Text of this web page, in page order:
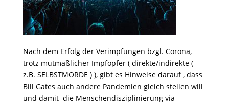
Nach dem Erfolg der Verimpfungen bzgl. Corona,
trotz mutmaßlicher Impfopfer ( direkte/indirekte (
z.B. SELBSTMORDE ) ), gibt es Hinweise darauf , dass
Bill Gates auch andere Pandemien gleich stellen will
und damit die Menschendisziplinierung via